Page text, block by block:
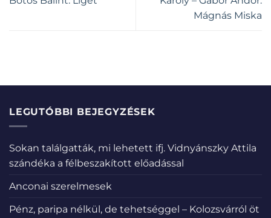
Mágnás Miska
LEGUTÓBBI BEJEGYZÉSEK
Sokan találgatták, mi lehetett ifj. Vidnyánszky Attila
szándéka a félbeszakított előadással
Anconai szerelmesek
Pénz, paripa nélkül, de tehetséggel – Kolozsvárról öt